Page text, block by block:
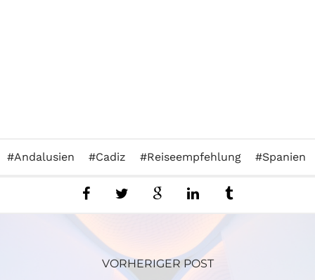
Andalusien Cadiz Reiseempfehlung Spanien
VORHERIGER POST